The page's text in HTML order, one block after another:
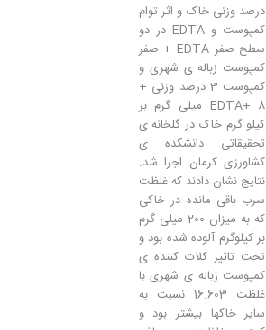
درصد وزنی خاک و اثر توام
کمپوست و EDTA در دو
سطح صفر EDTA + صفر
کمپوست زباله ی شهری و
کمپوست 3 درصد وزنی +
EDTA+ 8 میلی گرم بر
کیلو گرم خاک در گلخانه ی
تحقیقاتی دانشکده ی
کشاورزی کرمان اجرا شد.
نتایج نشان دادند که غلظت
سرب باقی مانده در خاکی
که به میزان 200 میلی گرم
بر کیلوگرم آلوده شده بود و
تحت تاثیر کلات کننده ی
کمپوست زباله ی شهری با
غلظت 16.603 نسبت به
سایر خاکها بیشتر بود و